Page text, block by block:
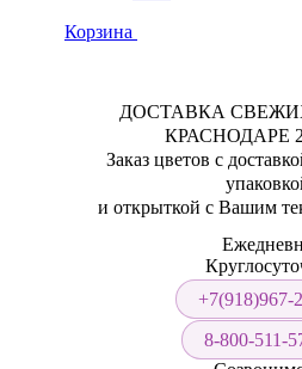
Корзина
ДОСТАВКА
КРАСНОДАРЕ
Заказ цветов с
и открыткой с Вашим
+7(918)967-
8-800-511-